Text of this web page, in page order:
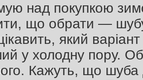
над покупкою
що обрати —
який
у холодну пору.
Кажуть, що шуба